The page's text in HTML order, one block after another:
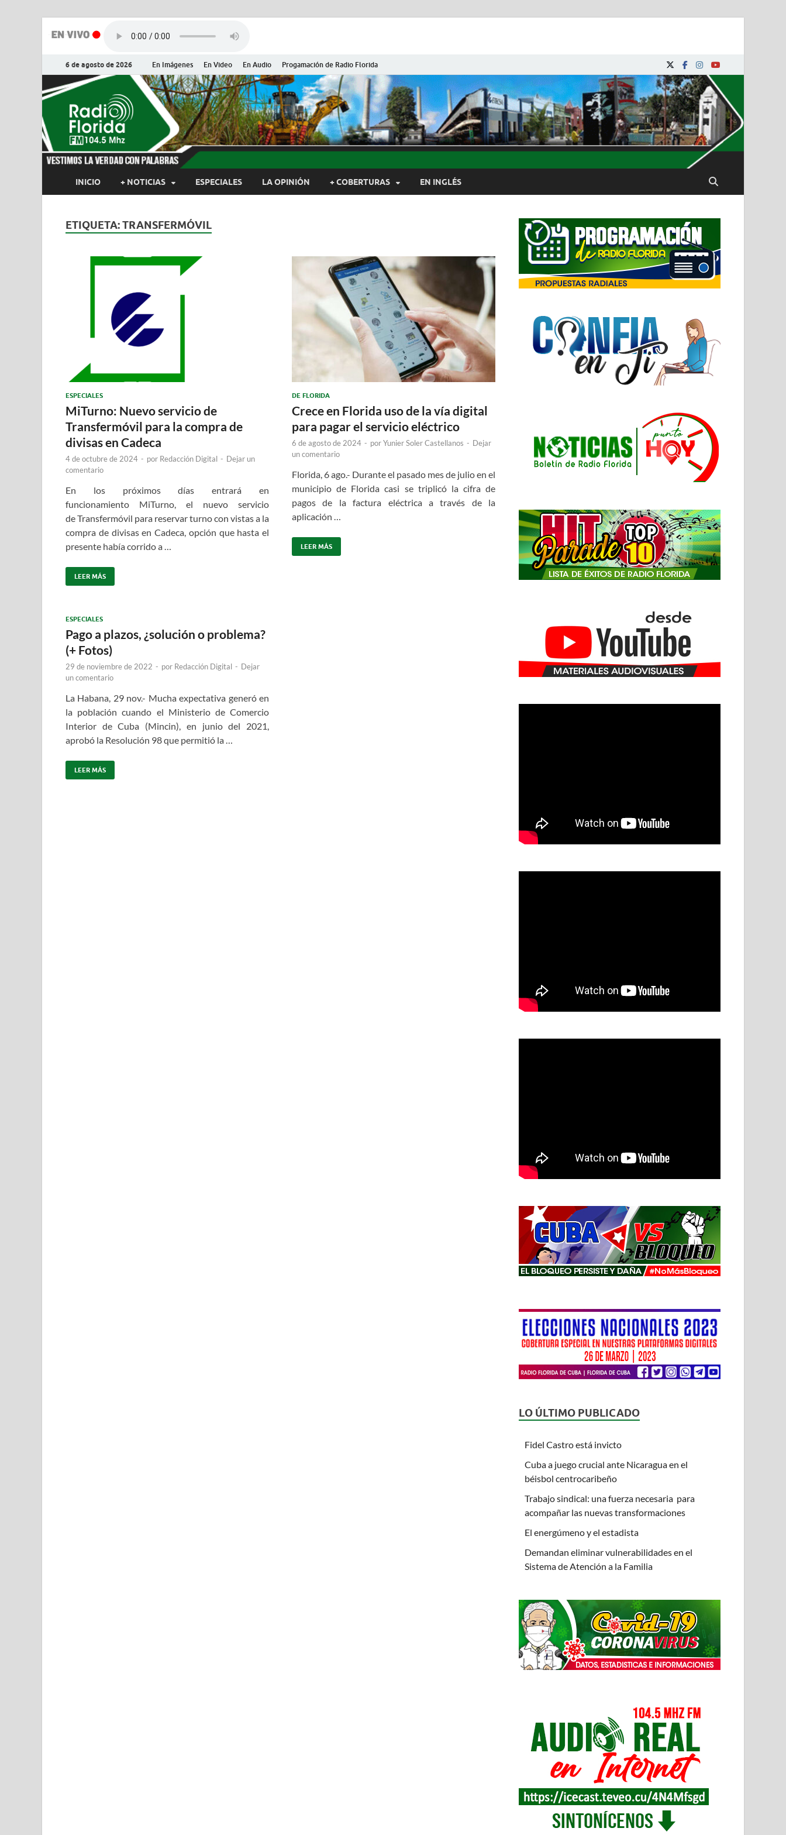
6 de agosto de 2026 En Imágenes En Video En Audio Progamación de Radio Florida
Radio Florida de Cuba
Noticias y Actualidades de Florida, Camagüey, Cuba
INICIO + NOTICIAS ESPECIALES LA OPINIÓN + COBERTURAS EN INGLÉS
ETIQUETA:TRANSFERMÓVIL
ESPECIALES
MiTurno: Nuevo servicio de
Transfermóvil para la compra de
divisas en Cadeca
4 de octubre de 2024 - por Redacción Digital - Dejar un
comentario
En los próximos días entrará en
funcionamiento MiTurno, el nuevo servicio
de Transfermóvil para reservar turno con vistas a la
compra de divisas en Cadeca, opción que hasta el
presente había corrido a …
LEER MÁS
DE FLORIDA
Crece en Florida uso de la vía digital
para pagar el servicio eléctrico
6 de agosto de 2024 - porYunier Soler Castellanos - Dejar
un comentario
Florida, 6 ago.- Durante el pasado mes de julio en el
municipio de Florida casi se triplicó la cifra de
pagos de la factura eléctrica a través de la
aplicación …
LEER MÁS
ESPECIALES
Pago a plazos, ¿solución o problema?
(+ Fotos)
29 de noviembre de 2022 - por Redacción Digital - Dejar
un comentario
La Habana, 29 nov.- Mucha expectativa generó en
la población cuando el Ministerio de Comercio
Interior de Cuba (Mincin), en junio del 2021,
aprobó la Resolución 98 que permitió la …
LEER MÁS
LO ÚLTIMO PUBLICADO
Fidel Castro está invicto
Cuba a juego crucial ante Nicaragua en el
béisbol centrocaribeño
Trabajo sindical: una fuerza necesaria para
acompañar las nuevas transformaciones
El energúmeno y el estadista
Demandan eliminar vulnerabilidades en el
Sistema de Atención a la Familia